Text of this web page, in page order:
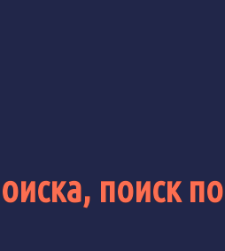
поиск